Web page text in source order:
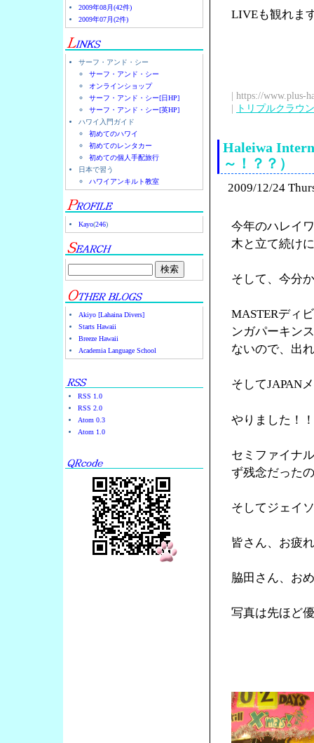
2009年08月(42件)
2009年07月(2件)
サーフ・アンド・シー
サーフ・アンド・シー
オンラインショップ
サーフ・アンド・シー[日HP]
サーフ・アンド・シー[英HP]
ハワイ入門ガイド
初めてのハワイ
初めてのレンタカー
初めての個人手配旅行
日本で習う
ハワイアンキルト教室
Kayo(246)
Akiyo [Lahaina Divers]
Starts Hawaii
Breeze Hawaii
Academia Language School
RSS 1.0
RSS 2.0
Atom 0.3
Atom 1.0
LIVEも観れま
| https://www.plus-
|
トリプルクラウ
Haleiwa
～！？？）
2009/12/24
今年のハレイ
木と立て続け
そして、今分
MASTERディ
ンガパーキン
ないので、出
そしてJAPAN
やりました！
セミファイナ
ず残念だった
そしてジェイ
皆さん、お疲
脇田さん、お
写真は先ほど